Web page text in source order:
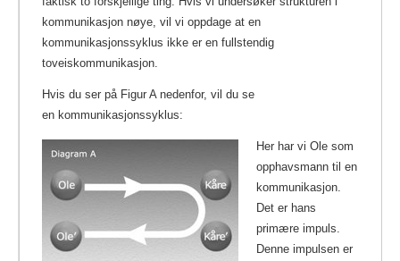
kommunikasjon nøye, vil vi oppdage at en
kommunikasjonssyklus ikke er en fullstendig
toveiskommunikasjon.
Hvis du ser på Figur A nedenfor, vil du se
en kommunikasjonssyklus:
Her har vi Ole som
opphavsmann til en
kommunikasjon.
Det er hans
primære impuls.
Denne impulsen er